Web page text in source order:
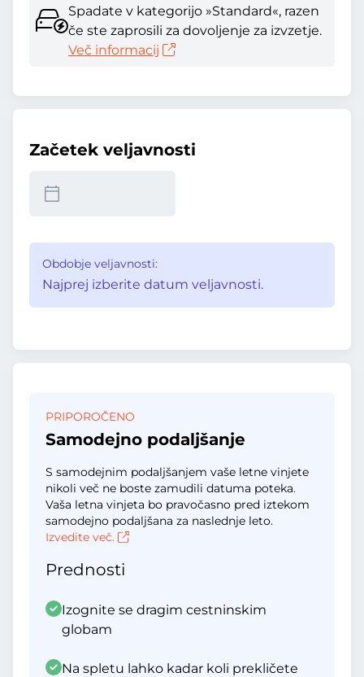
Spadate v kategorijo »Standard«, razen
če ste zaprosili za dovoljenje za izvzetje.
Več informacij
Začetek veljavnosti
Obdobje veljavnosti:
Najprej izberite datum veljavnosti.
PRIPOROČENO
Samodejno podaljšanje
S samodejnim podaljšanjem vaše letne vinjete
nikoli več ne boste zamudili datuma poteka.
Vaša letna vinjeta bo pravočasno pred iztekom
samodejno podaljšana za naslednje leto.
Izvedite več.
Prednosti
Izognite se dragim cestninskim
globam
Na spletu lahko kadar koli prekličete